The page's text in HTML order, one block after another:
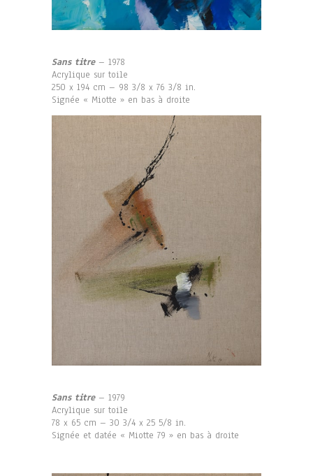
Sans titre – 1978
Acrylique sur toile
250 x 194 cm – 98 3/8 x 76 3/8 in.
Signée « Miotte » en bas à droite
Sans titre– 1979
Acrylique sur toile
78 x 65 cm – 30 3/4 x 25 5/8 in.
Signée et datée « Miotte 79 » en bas à droite